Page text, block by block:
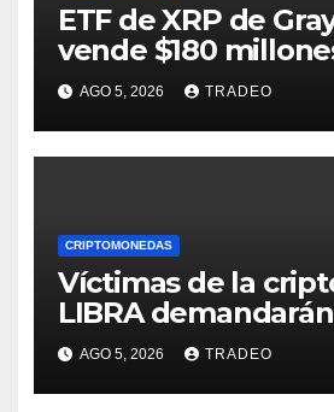
ETF de XRP de
vende $180
tokens tras
AGO 5, 2026 TRADEO
CRIPTOMONEDAS
Víctimas de la
LIBRA
por daños y
AGO 5, 2026 TRADEO